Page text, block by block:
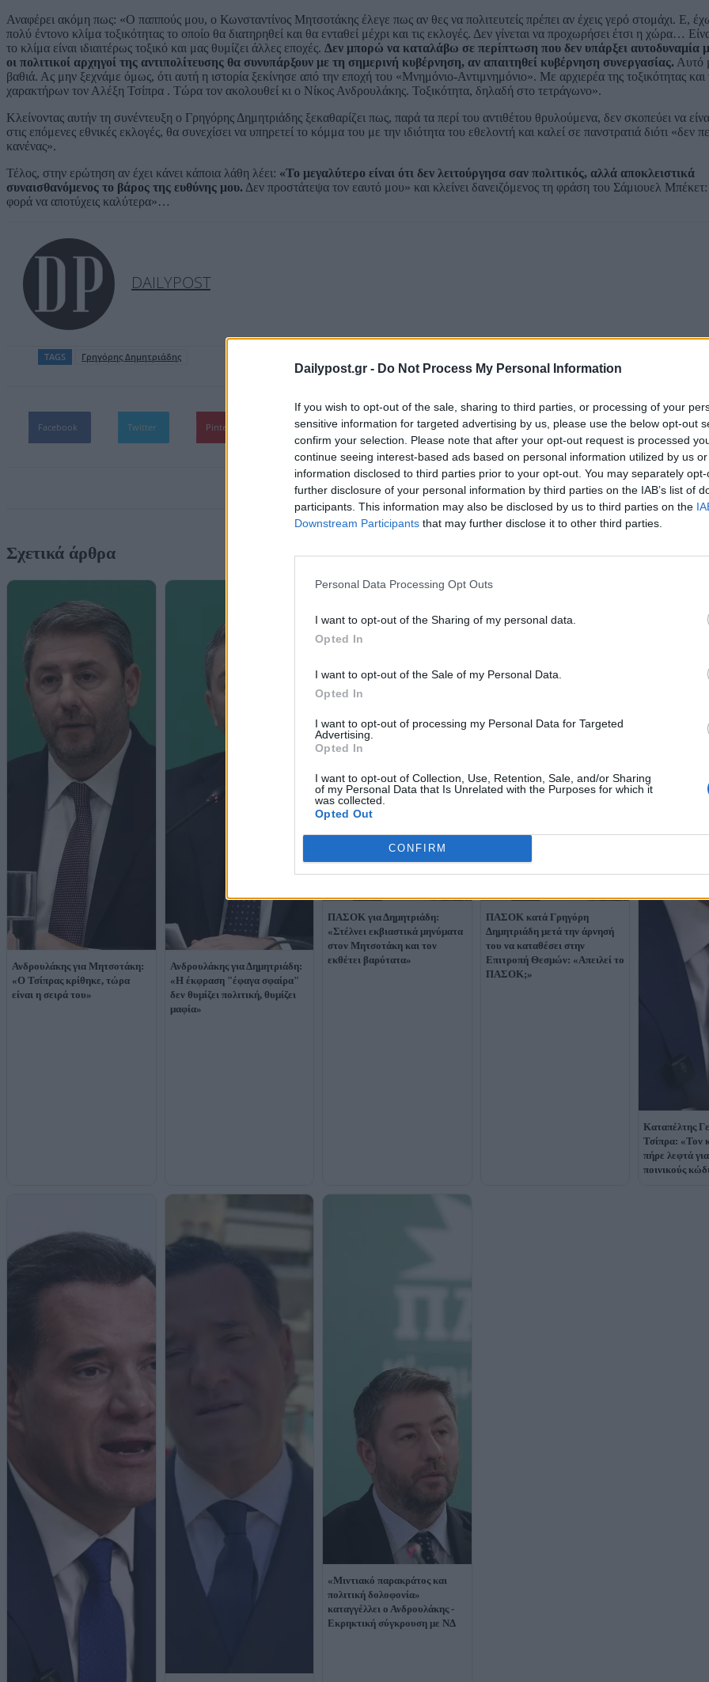
Dailypost.gr - Do Not Process My Personal Information
If you wish to opt-out of the sale, sharing to third parties, or processing of your
sensitive information for targeted advertising by us, please use the below opt-out
confirm your selection. Please note that after your opt-out request is processed
continue seeing interest-based ads based on personal information utilized by us
information disclosed to third parties prior to your opt-out. You may separately
further disclosure of your personal information by third parties on the IAB’s list of
participants. This information may also be disclosed by us to third parties on the
Downstream Participants that may further disclose it to other third parties.
Personal Data Processing Opt Outs
I want to opt-out of the Sharing of my personal data.
Opted In
I want to opt-out of the Sale of my Personal Data.
Opted In
I want to opt-out of processing my Personal Data for Targeted
Advertising.
Opted In
I want to opt-out of Collection, Use, Retention, Sale, and/or Sharing
of my Personal Data that Is Unrelated with the Purposes for which it
was collected.
Opted Out
CONFIRM
Αναφέρει ακόμη πως: «Ο παππούς μου, ο Κωνσταντίνος Μητσοτάκης έλεγε πως αν θες να πολιτευτείς πρέπει αν έχεις γερό στομάχι. Ε,
πολύ έντονο κλίμα τοξικότητας το οποίο θα διατηρηθεί και θα ενταθεί μέχρι και τις εκλογές. Δεν γίνεται να προχωρήσει έτσι η χώρα…
το κλίμα είναι ιδιαιτέρως τοξικό και μας θυμίζει άλλες εποχές. Δεν μπορώ να καταλάβω σε περίπτωση που δεν υπάρξει αυτοδυναμία
οι πολιτικοί αρχηγοί της αντιπολίτευσης θα συνυπάρξουν με τη σημερινή κυβέρνηση, αν απαιτηθεί κυβέρνηση συνεργασίας. Αυτό
βαθιά. Ας μην ξεχνάμε όμως, ότι αυτή η ιστορία ξεκίνησε από την εποχή του «Μνημόνιο-Αντιμνημόνιο». Με αρχιερέα της τοξικότητας και
χαρακτήρων τον Αλέξη Τσίπρα . Τώρα τον ακολουθεί κι ο Νίκος Ανδρουλάκης. Τοξικότητα, δηλαδή στο τετράγωνο».
Κλείνοντας αυτήν τη συνέντευξη ο Γρηγόρης Δημητριάδης ξεκαθαρίζει πως, παρά τα περί του αντιθέτου θρυλούμενα, δεν σκοπεύει να
στις επόμενες εθνικές εκλογές, θα συνεχίσει να υπηρετεί το κόμμα του με την ιδιότητα του εθελοντή και καλεί σε πανστρατιά διότι «δεν
κανένας».
Τέλος, στην ερώτηση αν έχει κάνει κάποια λάθη λέει: «Το μεγαλύτερο είναι ότι δεν λειτούργησα σαν πολιτικός, αλλά αποκλειστικά
συναισθανόμενος το βάρος της ευθύνης μου. Δεν προστάτεψα τον εαυτό μου» και κλείνει δανειζόμενος τη φράση του Σάμιουελ
φορά να αποτύχεις καλύτερα»…
DAILYPOST
TAGS Γρηγόρης Δημητριάδης
Facebook Twitter Pinterest WhatsApp
Σχετικά άρθρα
Ανδρουλάκης για Μητσοτάκη:
«Ο Τσίπρας κρίθηκε, τώρα
είναι η σειρά του»
Ανδρουλάκης για Δημητριάδη:
«Η έκφραση "έφαγα σφαίρα"
δεν θυμίζει πολιτική, θυμίζει
μαφία»
ΠΑΣΟΚ για Δημητριάδη:
«Στέλνει εκβιαστικά μηνύματα
στον Μητσοτάκη και τον
εκθέτει βαρύτατα»
ΠΑΣΟΚ κατά Γρηγόρη
Δημητριάδη μετά την άρνησή
του να καταθέσει στην
Επιτροπή Θεσμών: «Απειλεί το
ΠΑΣΟΚ;»
Καταπέλτης
Τσίπρα: «Τον
πήρε λεφτά
ποινικούς
«Μιντιακό παρακράτος και
πολιτική δολοφονία»
καταγγέλλει ο Ανδρουλάκης -
Εκρηκτική σύγκρουση με ΝΔ